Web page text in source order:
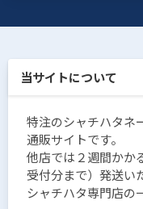
当サイトについて
特注のシャチハタネ
通販サイトです。
他店では２週間かか
受付分まで）発送い
シャチハタ専門店の